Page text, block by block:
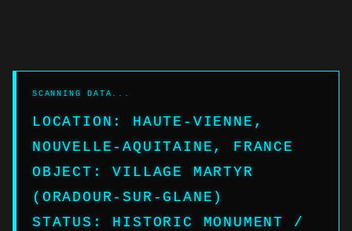
LOCATION: HAUTE-VIENNE,
NOUVELLE-AQUITAINE, FRANCE
OBJECT: VILLAGE MARTYR
(ORADOUR-SUR-GLANE)
STATUS: HISTORIC MONUMENT /